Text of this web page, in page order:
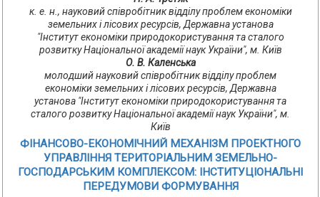
к. е. н., науковий співробітник відділу проблем економіки
земельних і лісових ресурсів, Державна установа
"Інститут економіки природокористування та сталого
розвитку Національної академії наук України", м. Київ
О. В. Каленська
молодший науковий співробітник відділу проблем
економіки земельних і лісових ресурсів, Державна
установа "Інститут економіки природокористування та
сталого розвитку Національної академії наук України", м.
Київ
ФІНАНСОВО-ЕКОНОМІЧНИЙ МЕХАНІЗМ ПРОЕКТНОГО
УПРАВЛІННЯ ТЕРИТОРІАЛЬНИМ ЗЕМЕЛЬНО-
ГОСПОДАРСЬКИМ КОМПЛЕКСОМ: ІНСТИТУЦІОНАЛЬНІ
ПЕРЕДУМОВИ ФОРМУВАННЯ